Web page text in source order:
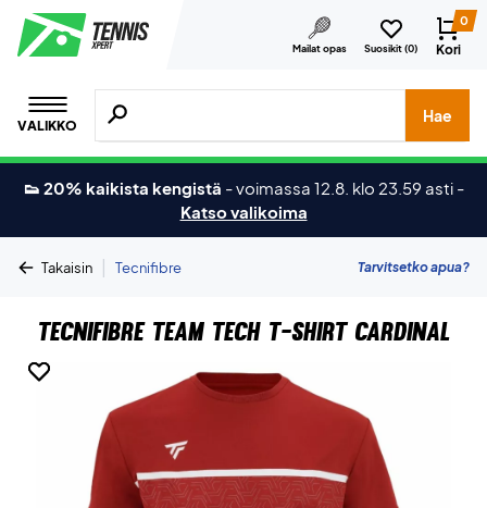
Mailat opas Suosikit (0)
0
Kori
VALIKKO
Hae tuotteita, merkkejä jne.
Hae
👟 20% kaikista kengistä -voimassa 12.8. klo 23.59 asti -
Katso valikoima
Takaisin | Tecnifibre Tarvitsetko apua?
Tecnifibre Team Tech T-shirt Cardinal